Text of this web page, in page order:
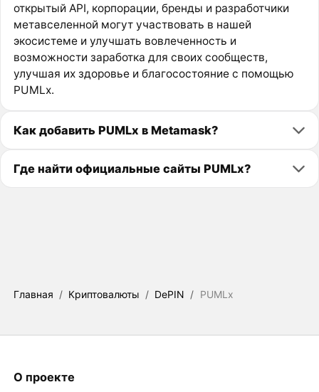
открытый API, корпорации, бренды и разработчики
метавселенной могут участвовать в нашей
экосистеме и улучшать вовлеченность и
возможности заработка для своих сообществ,
улучшая их здоровье и благосостояние с помощью
PUMLx.
Как добавить PUMLx в Metamask?
Где найти официальные сайты PUMLx?
Главная / Криптовалюты / DePIN / PUMLx
О проекте